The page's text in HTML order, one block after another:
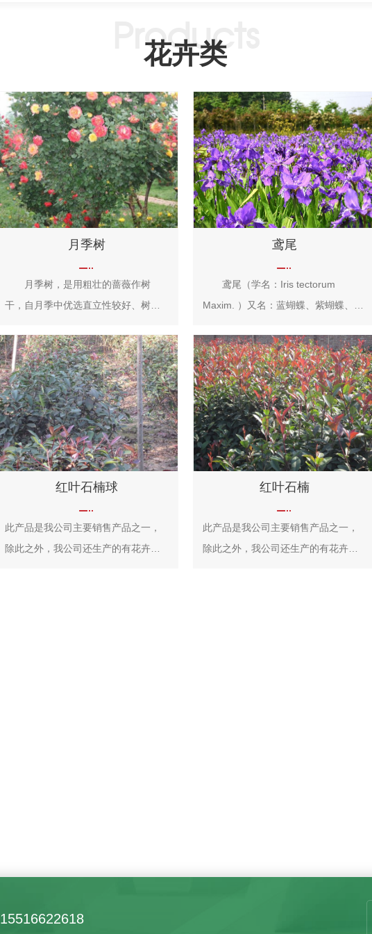
花卉类
月季树
月季树，是用粗壮的蔷薇作树
干，自月季中优选直立性较好、树冠
是当今世界园艺界新技术。 树状
月季又称月季树，是由一个直立树干
通过园艺手段(扦插、养根、育干、嫁
接、修剪、整形等措施)生产出来的一
种新型月季类型。
鸢尾
鸢尾（学名：Iris tectorum
Maxim. ）又名：蓝蝴蝶、紫蝴蝶、扁
草本，根状茎粗壮，直径约1cm，斜
伸；叶长15~50cm，宽1.5~3.5cm，
花蓝紫色，直径约10cm；蒴果长椭圆
形或倒卵形，长4.5~6cm，直径
2~2.5cm。原产于中国中部以及日
本，主要分布在中国中南部。可供观
赏，花香气淡雅，可以调制香水，其
根状茎可作中药，全年可采，具有消
红叶石楠球
此产品是我公司主要销售产品之一，
除此之外，我公司还生产的有花卉类
红叶石楠
此产品是我公司主要销售产品之一，
除此之外，我公司还生产的有花卉类
15516622618